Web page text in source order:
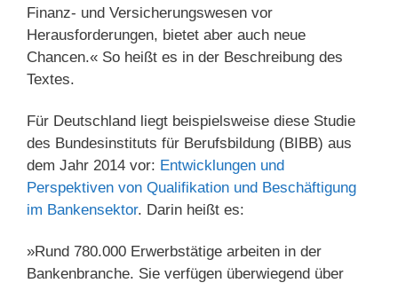
Finanz- und Versicherungswesen vor
Herausforderungen, bietet aber auch neue
Chancen.« So heißt es in der Beschreibung des
Textes.
Für Deutschland liegt beispielsweise diese Studie
des Bundesinstituts für Berufsbildung (BIBB) aus
dem Jahr 2014 vor: Entwicklungen und
Perspektiven von Qualifikation und Beschäftigung
im Bankensektor. Darin heißt es:
»Rund 780.000 Erwerbstätige arbeiten in der
Bankenbranche. Sie verfügen überwiegend über